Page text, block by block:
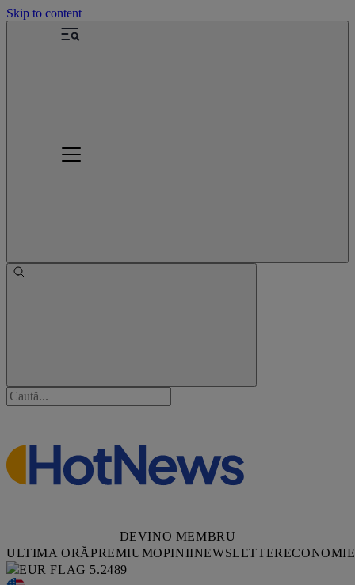
Skip to content
DEVINO MEMBRU
ULTIMA ORĂPREMIUMOPINIINEWSLETTERECONOMIE
5.2489